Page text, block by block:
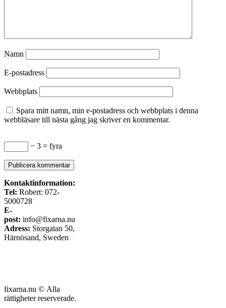
Namn
E-postadress
Webbplats
Spara mitt namn, min e-postadress och webbplats i denna
webbläsare till nästa gång jag skriver en kommentar.
− 3 = fyra
Kontaktinformation:
Tel: Robert: 072-
5000728
E-
post: info@fixarna.nu
Adress: Storgatan 50,
Härnösand, Sweden
fixarna.nu © Alla
rättigheter reserverade.